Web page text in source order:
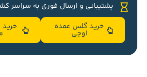
پشتیبانی و ارسال فوری به سراسر
خرید گلس عمده
اوجی